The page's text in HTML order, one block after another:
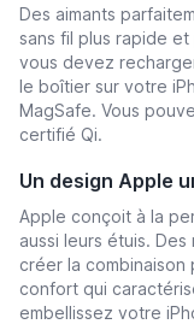
Des aimants
sans fil plus rapide
vous devez
le boîtier sur votre
MagSafe. Vous
certifié Qi.
Un design Apple
Apple conçoit à la
aussi leurs étuis.
créer la
confort qui
embellissez votre